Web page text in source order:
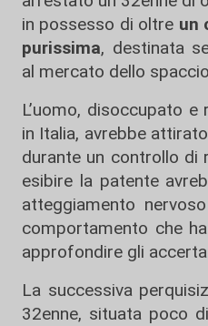
in possesso di oltre un
purissima, destinata
al mercato dello
L’uomo, disoccupato
in Italia, avrebbe
durante un controllo di
esibire la patente
atteggiamento
comportamento che
approfondire gli
La successiva
32enne, situata poco